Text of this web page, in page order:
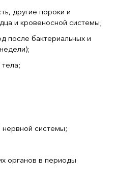
другие пороки и
и кровеносной системы;
после бактериальных и
нервной системы;
органов в периоды